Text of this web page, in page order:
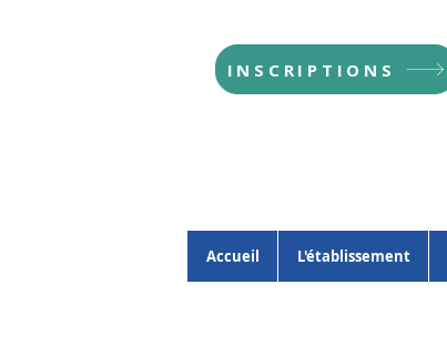
INSCRIPTIONS
Accueil L'établissement